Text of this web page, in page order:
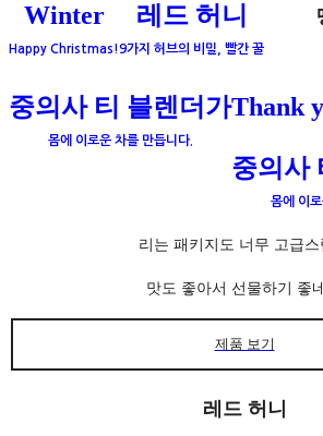
Winter
Happy Christmas!
레드 허니
9가지 허브의 비밀, 빨간 꿀
중의사 티 블렌더가
몸에 이로운 차를 만듭니다.
Thank
중의사
몸에 이
리는 패키지도 너무 고급스
맛도 좋아서 선물하기 좋
제품 보기
레드 허니